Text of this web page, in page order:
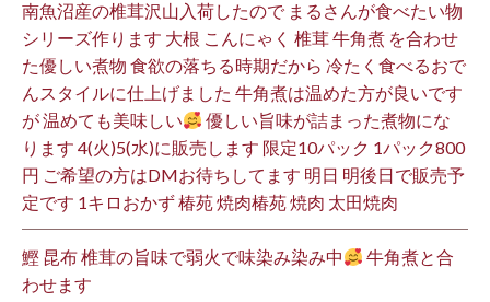
南魚沼産の椎茸沢山入荷したので まるさんが食べたい物
シリーズ作ります 大根 こんにゃく 椎茸 牛角煮 を合わせ
た優しい煮物 食欲の落ちる時期だから 冷たく食べるおで
んスタイルに仕上げました 牛角煮は温めた方が良いです
が 温めても美味しい
優しい旨味が詰まった煮物にな
ります 4(火)5(水)に販売します 限定10パック 1パック800
円 ご希望の方はDMお待ちしてます 明日 明後日で販売予
定です 1キロおかず 椿苑 焼肉椿苑 焼肉 太田焼肉
鰹 昆布 椎茸の旨味で弱火で味染み染み中
牛角煮と合
わせます